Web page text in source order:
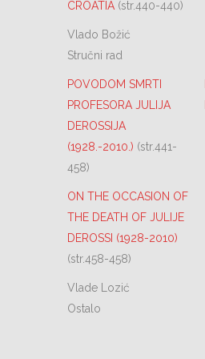
CROATIA (str.440-440)
Vlado Božić
Stručni rad
POVODOM SMRTI
PROFESORA JULIJA
DEROSSIJA
(1928.-2010.) (str.441-
458)
ON THE OCCASION OF
THE DEATH OF JULIJE
DEROSSI (1928-2010)
(str.458-458)
Vlade Lozić
Ostalo